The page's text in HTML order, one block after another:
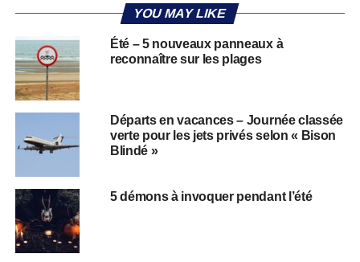
YOU MAY LIKE
Été – 5 nouveaux panneaux à
reconnaître sur les plages
Départs en vacances – Journée classée
verte pour les jets privés selon « Bison
Blindé »
5 démons à invoquer pendant l’été